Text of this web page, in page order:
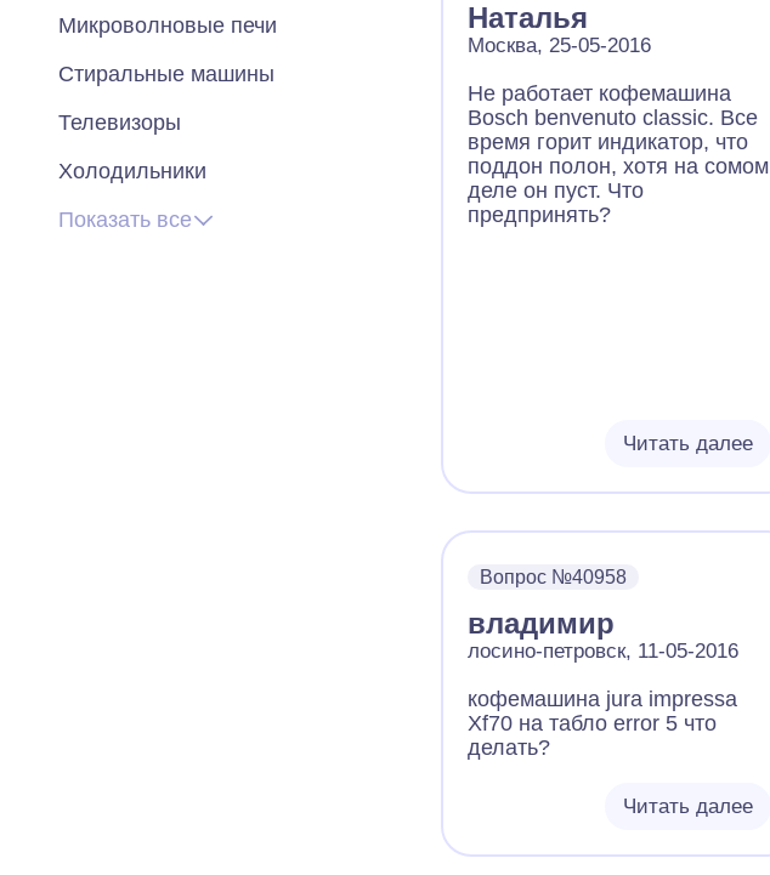
Микроволновые печи
Стиральные машины
Телевизоры
Холодильники
Показать все
Наталья
Москва, 25-05-2016
Не работает кофемашина
Bosch benvenuto classic. Все
время горит индикатор, что
поддон полон, хотя на сомом
деле он пуст. Что
предпринять?
Читать далее
Вопрос №40958
владимир
лосино-петровск, 11-05-2016
кофемашина jura impressa
Xf70 на табло error 5 что
делать?
Читать далее